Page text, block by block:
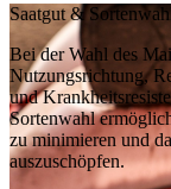
Saatgut &
Bei der Wahl des
Nutzungsrichtung,
und
Sortenwahl
zu minimieren und
auszuschöpfen.